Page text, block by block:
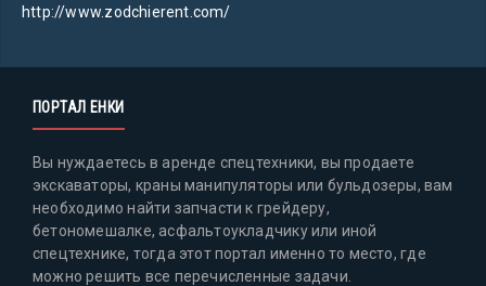
http://www.zodchierent.com/
ПОРТАЛ ЕНКИ
Вы нуждаетесь в аренде спецтехники, вы продаете
экскаваторы, краны манипуляторы или бульдозеры, вам
необходимо найти запчасти к грейдеру,
бетономешалке, асфальтоукладчику или иной
спецтехнике, тогда этот портал именно то место, где
можно решить все перечисленные задачи.